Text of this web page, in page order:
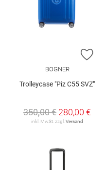
BOGNER
Trolleycase "Piz C55 SVZ"
350,00 € 280,00 €
inkl. MwSt. zzgl. Versand